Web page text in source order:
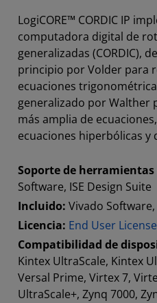
LogiCORE™ CORDIC IP
computadora digital de
generalizadas (CORDIC),
principio por Volder para
ecuaciones
generalizado por Walther
más amplia de
ecuaciones hiperbólicas y
Soporte de herramientas
Software, ISE Design Suite
Incluido: Vivado Software,
Licencia: End User
Compatibilidad de
Kintex UltraScale, Kintex
Versal Prime, Virtex 7,
UltraScale+, Zynq 7000,